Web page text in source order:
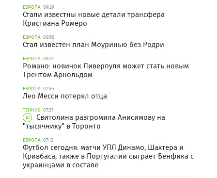
ЕВРОПА 09:29
Стали известны новые детали трансфера
Кристиана Ромеро
ЕВРОПА 08:58
Стал известен план Моуринью без Родри
ЕВРОПА 08:31
Романо: новичок Ливерпуля может стать новым
Трентом Арнольдом
ЕВРОПА 07:56
Лео Месси потерял отца
ТЕННИС 07:27
Свитолина разгромила Анисимову на
"тысячнику" в Торонто
ЕВРОПА 07:12
Футбол сегодня: матчи УПЛ Динамо, Шахтера и
Кривбаса, также в Португалии сыграет Бенфика с
украинцами в составе